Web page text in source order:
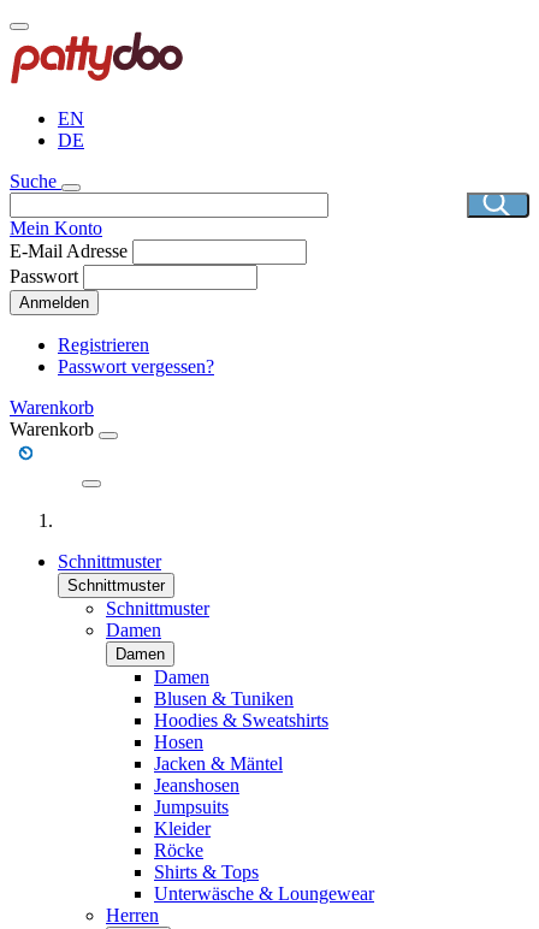
Direkt
zum
Inhalt
EN
DE
Suche
Mein Konto
E-Mail Adresse
Passwort
Anmelden
Registrieren
Passwort vergessen?
Warenkorb
Warenkorb
Schnittmuster
Schnittmuster
Schnittmuster
Damen
Damen
Damen
Blusen & Tuniken
Hoodies & Sweatshirts
Hosen
Jacken & Mäntel
Jeanshosen
Jumpsuits
Kleider
Röcke
Shirts & Tops
Unterwäsche & Loungewear
Herren